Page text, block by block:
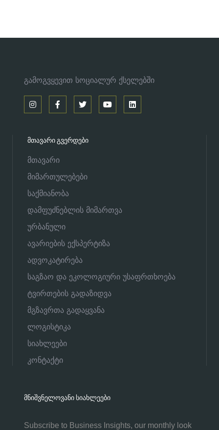
გამოგვყევით სოციალურ ქსელებში
ᲛᲗᲐᲕᲐᲠᲘ ᲒᲕᲔᲠᲓᲔᲑᲘ
მთავარი
მიმართულებები
საქმიანობა
დამფუძნებლის მიმართვა
ურბანული
ავარიების ექსპერტიზა
ადვოკატირება
საგზაო და ეკოლოგიური უსაფრთხოება
ტვირთების გადაზიდვა
მგზავრთა გადაყვანა
ლოგისტიკა
სიახლეები
კონტაქტი
ᲛᲜᲘᲨᲕᲜᲔᲚᲝᲕᲐᲜᲘ ᲡᲘᲐᲮᲚᲔᲔᲑᲘ
Subscribe to Business Insights, our monthly look